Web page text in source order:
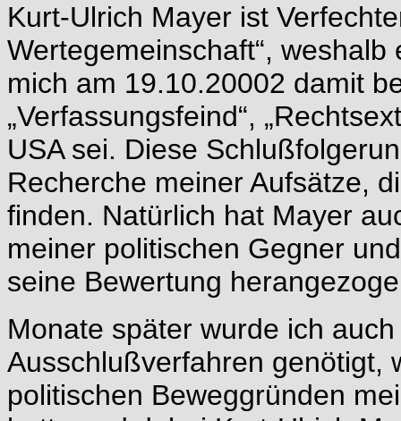
Kurt-Ulrich Mayer ist
Wertegemeinschaft“,
mich am 19.10.20002 damit
„Verfassungsfeind“,
USA sei. Diese
Recherche meiner Aufsätze,
finden. Natürlich hat Mayer
meiner politischen Gegner
seine Bewertung
Monate später wurde ich
Ausschlußverfahren genötigt,
politischen Beweggründen